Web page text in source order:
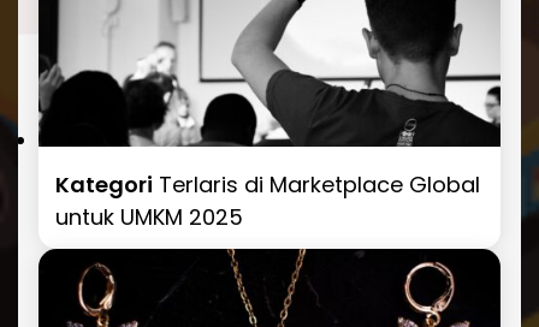
Kategori Terlaris di Marketplace Global
untuk UMKM 2025